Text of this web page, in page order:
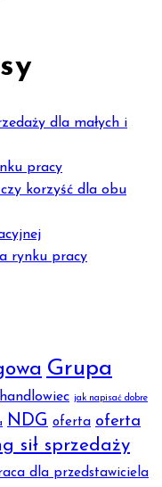
dla małych i
pracy
korzyść dla obu
rynku pracy
Grupa
handlowiec jak napisać dobre
NDG oferta oferta
sił sprzedaży
dla przedstawiciela